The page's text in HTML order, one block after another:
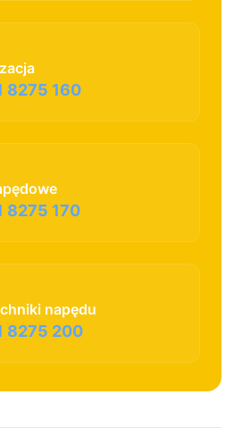
8275 160
8275 170
napędu
8275 200